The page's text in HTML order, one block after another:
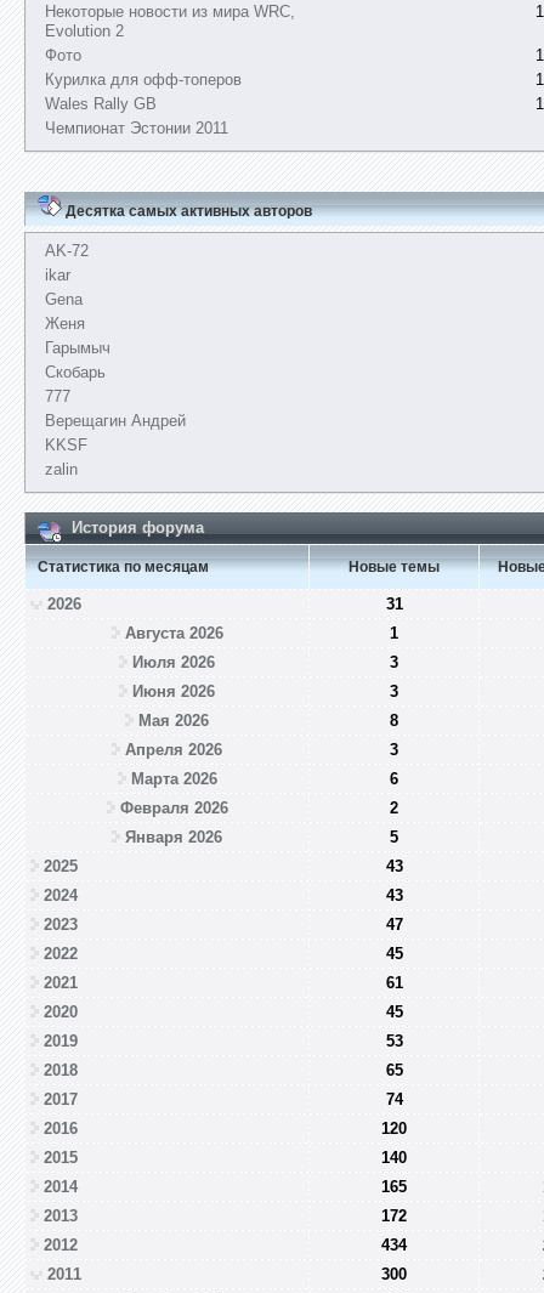
Некоторые новости из мира WRC,
Evolution 2
Фото
Курилка для офф-топеров
Wales Rally GB
Чемпионат Эстонии 2011
Десятка самых активных авторов
AK-72
ikar
Gena
Женя
Гарымыч
Скобарь
777
Верещагин Андрей
KKSF
zalin
История форума
Статистика по месяцам Новые темы
2026
31
Августа 2026
1
Июля 2026
3
Июня 2026
3
Мая 2026
8
Апреля 2026
3
Марта 2026
6
Февраля 2026
2
Января 2026
5
2025
43
2024
43
2023
47
2022
45
2021
61
2020
45
2019
53
2018
65
2017
74
2016
120
2015
140
2014
165
2013
172
2012
434
2011
300